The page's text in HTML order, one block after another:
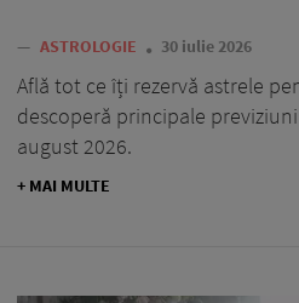
— ASTROLOGIE 30 iulie 2026
Află tot ce îți rezervă astrele
descoperă principale
august 2026.
+ MAI MULTE